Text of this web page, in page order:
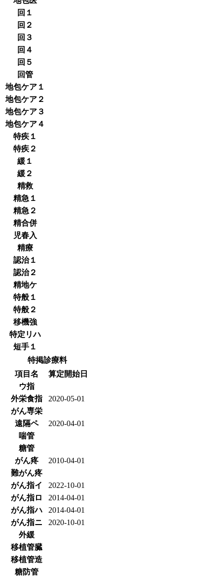
回１
回２
回３
回４
回５
回管
地包ケア１
地包ケア２
地包ケア３
地包ケア４
特疾１
特疾２
緩１
緩２
精救
精急１
精急２
精合併
児春入
精療
認治１
認治２
精地ケ
特般１
特般２
移機強
特定リハ
短手１
特掲診療料
項目名
算定開始日
ウ指
外栄食指
2020-05-01
がん専栄
遠隔ペ
2020-04-01
喘管
糖管
がん疼
2010-04-01
難がん疼
がん指イ
2022-10-01
がん指ロ
2014-04-01
がん指ハ
2014-04-01
がん指ニ
2020-10-01
外緩
移植管臓
移植管造
糖防管